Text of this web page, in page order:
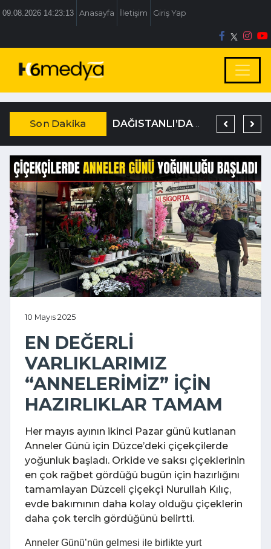
09.08.2026 14:23:14 Anasayfa İletişim Giriş Yap
Son Dakika DAĞISTANLI’DAN, ÖZLÜ’NÜN OTOGAR KARARINA SERT TEPKİ
10 Mayıs 2025
EN DEĞERLİ
VARLIKLARIMIZ
“ANNELERİMİZ” İÇİN
HAZIRLIKLAR TAMAM
Her mayıs ayının ikinci Pazar günü kutlanan
Anneler Günü için Düzce’deki çiçekçilerde
yoğunluk başladı. Orkide ve saksı çiçeklerinin
en çok rağbet gördüğü bugün için hazırlığını
tamamlayan Düzceli çiçekçi Nurullah Kılıç,
evde bakımının daha kolay olduğu çiçeklerin
daha çok tercih gördüğünü belirtti.
Anneler Günü’nün gelmesi ile birlikte yurt